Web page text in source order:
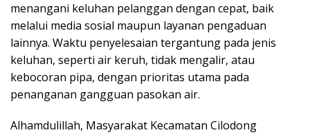
menangani keluhan pelanggan dengan cepat, baik
melalui media sosial maupun layanan pengaduan
lainnya. Waktu penyelesaian tergantung pada jenis
keluhan, seperti air keruh, tidak mengalir, atau
kebocoran pipa, dengan prioritas utama pada
penanganan gangguan pasokan air.
Alhamdulillah, Masyarakat Kecamatan Cilodong